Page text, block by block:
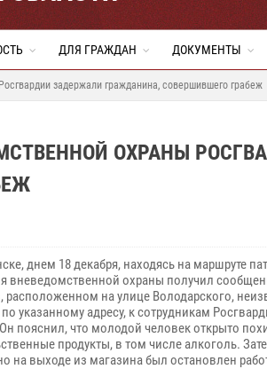
ДЛЯ ГРАЖДАН ДОКУМЕНТЫ
задержали гражданина, совершившего грабеж
ОХРАНЫ
днем 18 декабря, находясь на маршруте
вневедомственной охраны получил
расположенном на улице Володарского,
указанному адресу, к сотрудникам
пояснил, что молодой человек открыто
продукты, в том числе алкоголь.
на выходе из магазина был остановлен